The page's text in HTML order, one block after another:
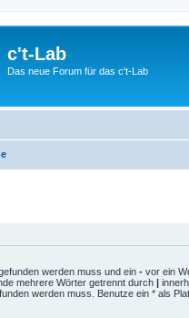
c't-Lab
Das neue Forum für das c't-Lab
werden muss und ein - vor ein
mehrere Wörter getrennt durch |
werden muss. Benutze ein * als